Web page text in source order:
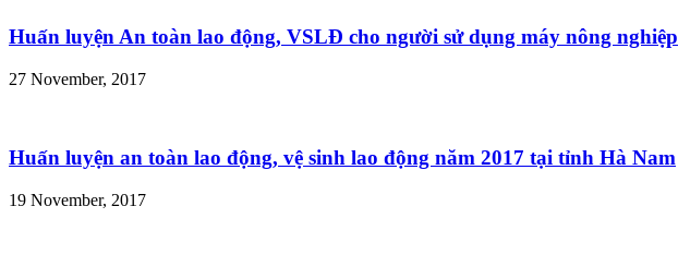
Huấn luyện An toàn lao động, VSLĐ cho người sử dụng máy nông nghiệp
27 November, 2017
Huấn luyện an toàn lao động, vệ sinh lao động năm 2017 tại tỉnh Hà Nam
19 November, 2017